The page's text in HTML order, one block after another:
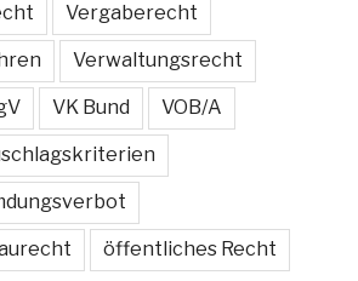
Vergaberecht
Verwaltungsrecht
VK Bund VOB/A
öffentliches Recht